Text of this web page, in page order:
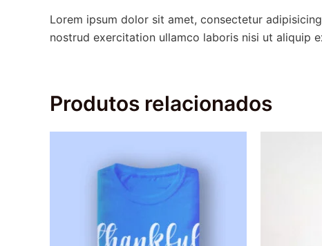
Lorem ipsum dolor sit amet, consectetur
nostrud exercitation ullamco laboris nisi ut aliquip
Produtos relacionados